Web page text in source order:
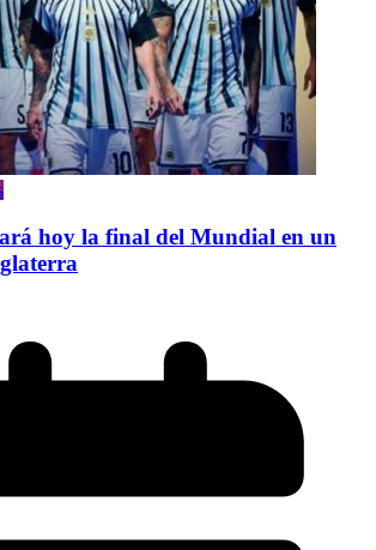
hoy la final del Mundial en un